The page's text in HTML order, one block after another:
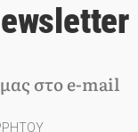
στο e-mail